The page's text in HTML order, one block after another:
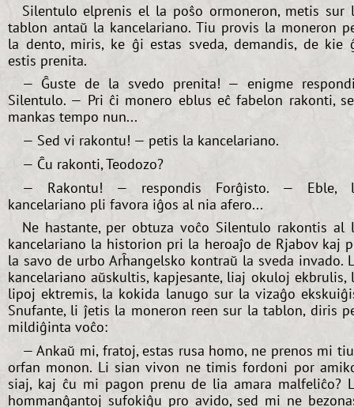
Silentulo elprenis el la poŝo ormoneron, metis sur
tablon antaŭ la kancelariano. Tiu provis la moneron
la dento, miris, ke ĝi estas sveda, demandis, de kie
estis prenita.
— Ĝuste de la svedo prenita! — enigme
Silentulo. — Pri ĉi monero eblus eĉ fabelon rakonti,
mankas tempo nun...
— Sed vi rakontu! — petis la kancelariano.
— Ĉu rakonti, Teodozo?
— Rakontu! — respondis Forĝisto. — Eble,
kancelariano pli favora iĝos al nia afero...
Ne hastante, per obtuza voĉo Silentulo rakontis al
kancelariano la historion pri la heroaĵo de Rjabov kaj
la savo de urbo Arĥangelsko kontraŭ la sveda invado.
kancelariano aŭskultis, kapjesante, liaj okuloj ekbrulis,
lipoj ektremis, la kokida lanugo sur la vizaĝo
Snufante, li ĵetis la moneron reen sur la tablon, diris
mildiĝinta voĉo:
— Ankaŭ mi, fratoj, estas rusa homo, ne prenos mi
orfan monon. Li sian vivon ne timis fordoni por
siaj, kaj ĉu mi pagon prenu de lia amara malfeliĉo?
hommanĝantoj sufokiĝu pro avido, sed mi ne